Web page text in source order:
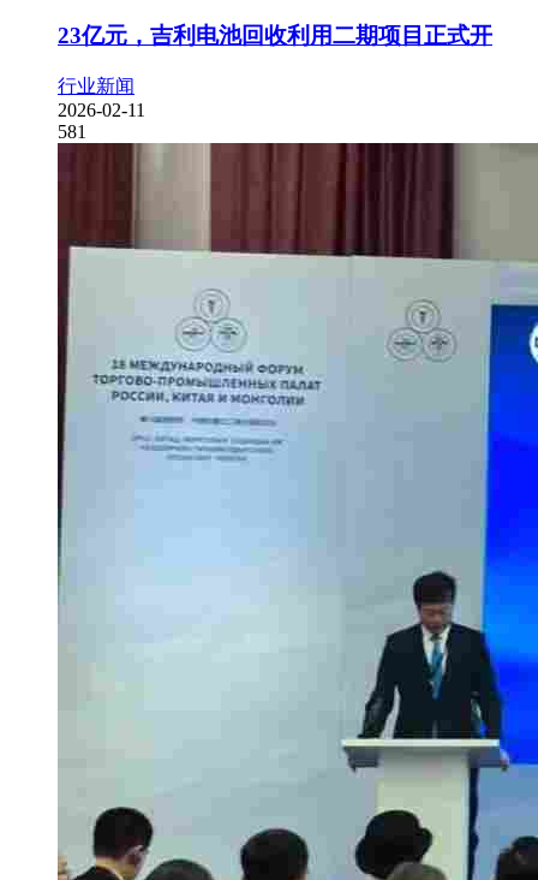
23亿元，吉利电池回收利用二期项目正式开
行业新闻
2026-02-11
581